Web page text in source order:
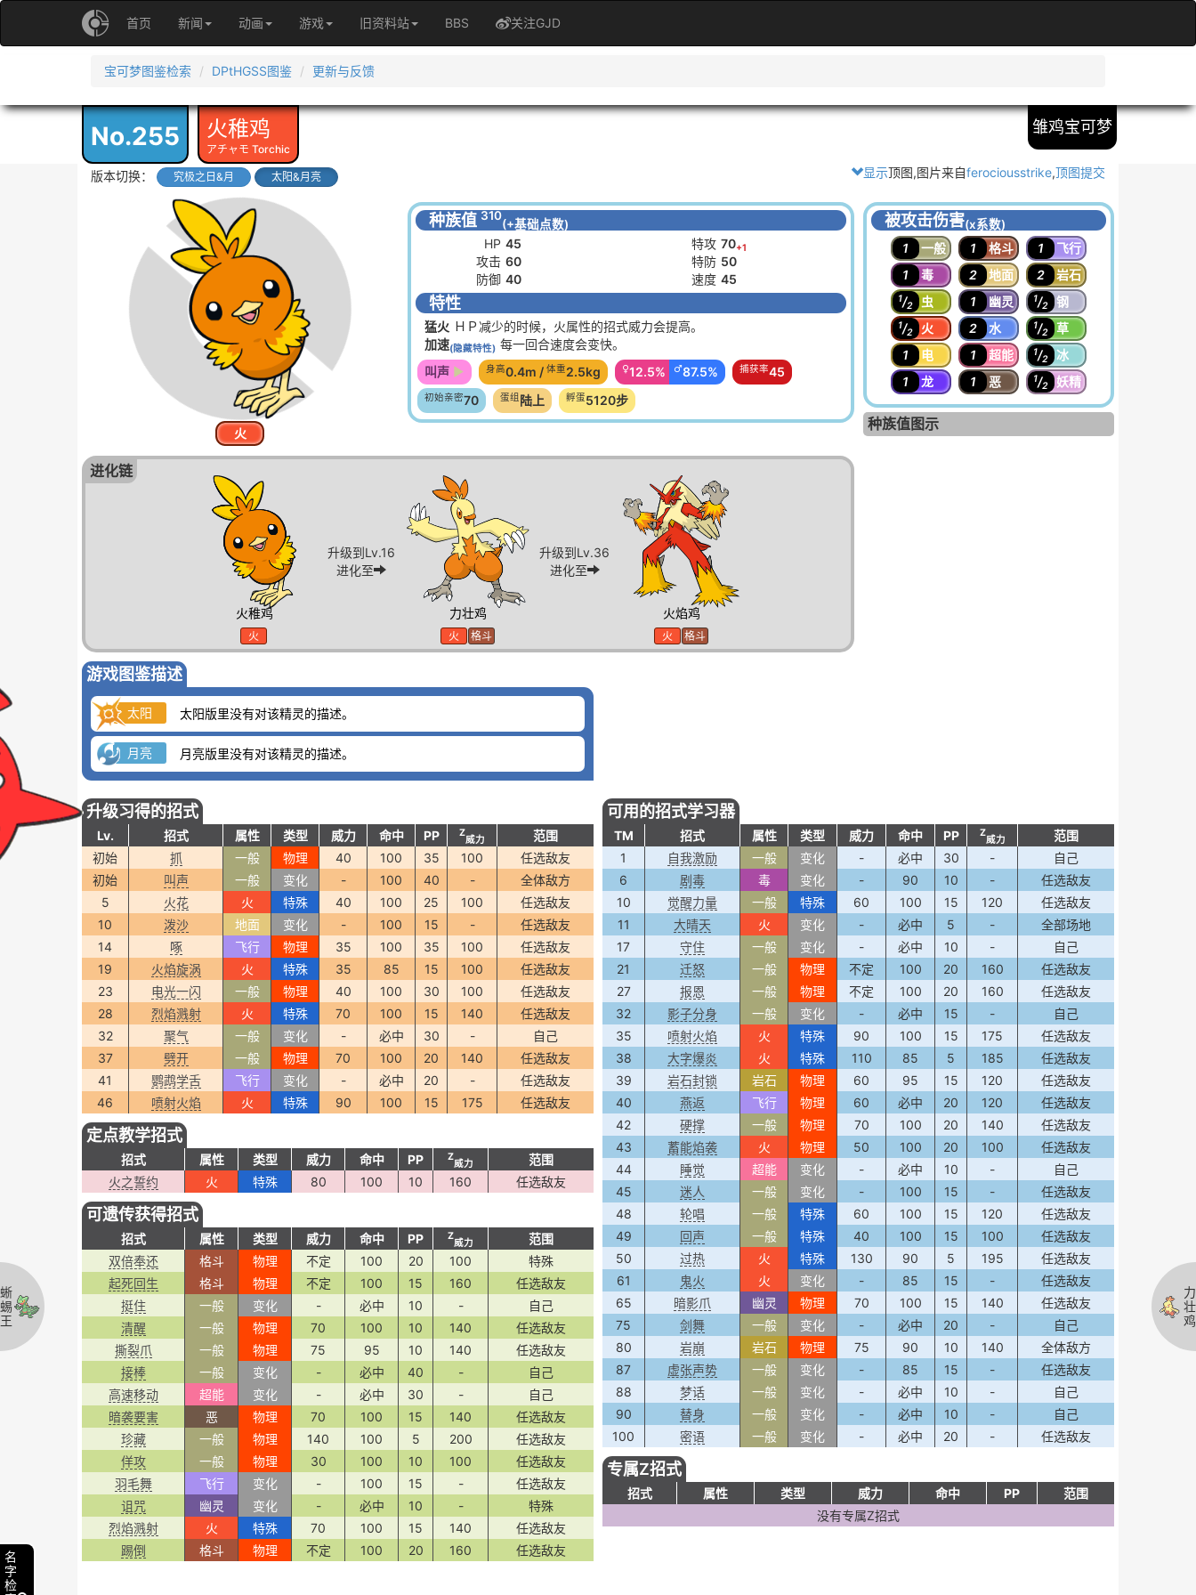
首页 新闻 动画 游戏 旧资料站 BBS 关注GJD
宝可梦图鉴检索 DPtHGSS图鉴 更新与反馈
名
字
检
No.255 火稚鸡
アチャモ Torchic
雏鸡宝可梦
显示顶图,图片来自ferociousstrike,顶图提交
版本切换： 究极之日&月 太阳&月亮
火
种族值 310
(+基础点数)
HP 45 特攻 70+1
攻击 60 特防 50
防御 40 速度 45
特性
猛火 ＨＰ减少的时候，火属性的招式威力会提高。
加速(隐藏特性) 每一回合速度会变快。
叫声
身高0.4m / 体重2.5kg ♀12.5% ♂87.5% 捕获率45
初始亲密70 蛋组 陆上 孵蛋5120步
进化链
火稚鸡
火
升级到Lv.16
进化至
力壮鸡
火 格斗
升级到Lv.36
进化至
火焰鸡
火 格斗
被攻击伤害(x系数)
1 一般 1 格斗 1
飞行
1
毒 2 地面 2 岩石
1/2 虫 1 幽灵 1/2 钢
1/2 火 2 水 1/2
草
1
电 1 超能 1/2
冰
1
龙 1 恶 1/2 妖精
种族值图示
游戏图鉴描述
太阳 太阳版里没有对该精灵的描述。
月亮 月亮版里没有对该精灵的描述。
升级习得的招式
Lv. 招式 属性 类型 威力 命中 PP Z
威力
范围
初始
抓 一般 物理 40 100 35 100
任选敌友
初始
叫声 一般 变化 - 100 40 -
全体敌方
5
火花 火 特殊 40 100 25 100
任选敌友
10
泼沙 地面 变化 - 100 15 -
任选敌友
14
啄 飞行 物理 35 100 35 100
任选敌友
19
火焰旋涡 火 特殊 35 85 15 100
任选敌友
23
电光一闪 一般 物理 40 100 30 100
任选敌友
28
烈焰溅射 火 特殊 70 100 15 140
任选敌友
32
聚气 一般 变化 - 必中 30 -
自己
37
劈开 一般 物理 70 100 20 140
任选敌友
41
鹦鹉学舌 飞行 变化 - 必中 20 -
任选敌友
46
喷射火焰 火 特殊 90 100 15 175 任选敌友
可用的招式学习器
TM 招式 属性 类型 威力 命中 PP Z
威力
范围
1
自我激励 一般 变化 - 必中 30 -
自己
6
剧毒 毒 变化 - 90 10 -
任选敌友
10
觉醒力量 一般 特殊 60 100 15 120
任选敌友
11
大晴天 火 变化 - 必中 5 -
全部场地
17
守住 一般 变化 - 必中 10 -
自己
21
迁怒 一般 物理 不定 100 20 160
任选敌友
27
报恩 一般 物理 不定 100 20 160
任选敌友
32
影子分身 一般 变化 - 必中 15 -
自己
35
喷射火焰 火 特殊 90 100 15 175
任选敌友
38
大字爆炎 火 特殊 110 85 5 185
任选敌友
39
岩石封锁 岩石 物理 60 95 15 120
任选敌友
40
燕返 飞行 物理 60 必中 20 120
任选敌友
42
硬撑 一般 物理 70 100 20 140
任选敌友
43
蓄能焰袭 火 物理 50 100 20 100
任选敌友
44
睡觉 超能 变化 - 必中 10 -
自己
45
迷人 一般 变化 - 100 15 -
任选敌友
48
轮唱 一般 特殊 60 100 15 120
任选敌友
49
回声 一般 特殊 40 100 15 100
任选敌友
50
过热 火 特殊 130 90 5 195
任选敌友
61
鬼火 火 变化 - 85 15 -
任选敌友
65
暗影爪 幽灵 物理 70 100 15 140
任选敌友
75
剑舞 一般 变化 - 必中 20 -
自己
80
岩崩 岩石 物理 75 90 10 140
全体敌方
87
虚张声势 一般 变化 - 85 15 -
任选敌友
88
梦话 一般 变化 - 必中 10 -
自己
90
替身 一般 变化 - 必中 10 -
自己
100
密语 一般 变化 - 必中 20 - 任选敌友
定点教学招式
招式 属性 类型 威力 命中 PP Z
威力
范围
火之誓约
火 特殊 80 100 10 160 任选敌友
可遗传获得招式
招式 属性 类型 威力 命中 PP Z
威力
范围
双倍奉还
格斗 物理 不定 100 20 100
特殊
起死回生
格斗 物理 不定 100 15 160
任选敌友
挺住
一般 变化 - 必中 10 -
自己
清醒
一般 物理 70 100 10 140
任选敌友
撕裂爪
一般 物理 75 95 10 140
任选敌友
接棒
一般 变化 - 必中 40 -
自己
高速移动
超能 变化 - 必中 30 -
自己
暗袭要害
恶 物理 70 100 15 140
任选敌友
珍藏
一般 物理 140 100 5 200
任选敌友
佯攻
一般 物理 30 100 10 100
任选敌友
羽毛舞
飞行 变化 - 100 15 -
任选敌友
诅咒
幽灵 变化 - 必中 10 -
特殊
烈焰溅射
火 特殊 70 100 15 140
任选敌友
踢倒
格斗 物理 不定 100 20 160 任选敌友
专属Z招式
招式 属性 类型 威力 命中 PP
范围
没有专属Z招式
蜥
蜴
王
力
壮
鸡